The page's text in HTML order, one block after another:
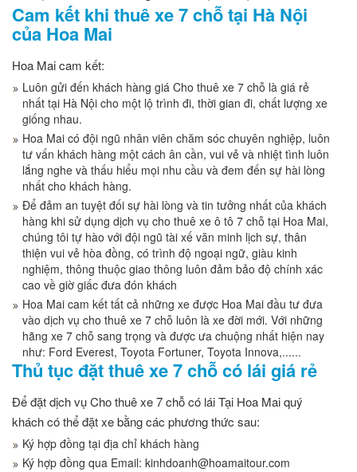
Cam kết khi thuê xe 7 chỗ tại Hà Nội
của Hoa Mai
Hoa Mai cam kết:
Luôn gửi đến khách hàng giá Cho thuê xe 7 chỗ là giá rẻ
nhất tại Hà Nội cho một lộ trình đi, thời gian đi, chất lượng xe
giống nhau.
Hoa Mai có đội ngũ nhân viên chăm sóc chuyên nghiệp, luôn
tư vấn khách hàng một cách ân cần, vui vẻ và nhiệt tình luôn
lắng nghe và thấu hiểu mọi nhu cầu và đem đến sự hài lòng
nhất cho khách hàng.
Để đảm an tuyệt đối sự hài lòng và tin tưởng nhất của khách
hàng khi sử dụng dịch vụ cho thuê xe ô tô 7 chỗ tại Hoa Mai,
chúng tôi tự hào với đội ngũ tài xế văn minh lịch sự, thân
thiện vui vẻ hòa đồng, có trình độ ngoại ngữ, giàu kinh
nghiệm, thông thuộc giao thông luôn đảm bảo độ chính xác
cao về giờ giấc đưa đón khách
Hoa Mai cam kết tất cả những xe được Hoa Mai đầu tư đưa
vào dịch vụ cho thuê xe 7 chỗ luôn là xe đời mới. Với những
hãng xe 7 chỗ sang trọng và được ưa chuộng nhất hiện nay
như: Ford Everest, Toyota Fortuner, Toyota Innova,......
Thủ tục đặt thuê xe 7 chỗ có lái giá rẻ
Để đặt dịch vụ Cho thuê xe 7 chỗ có lái Tại Hoa Mai quý
khách có thể đặt xe bằng các phương thức sau:
Ký hợp đồng tại địa chỉ khách hàng
Ký hợp đồng qua Email: kinhdoanh@hoamaitour.com